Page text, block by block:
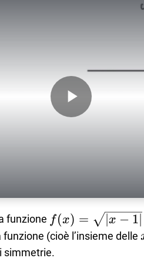
Play
funzione f(x)=\sqrt{|x-
1|}+2
f(x) = ∣x − 1∣
(cioè l’insieme delle
simmetrie.